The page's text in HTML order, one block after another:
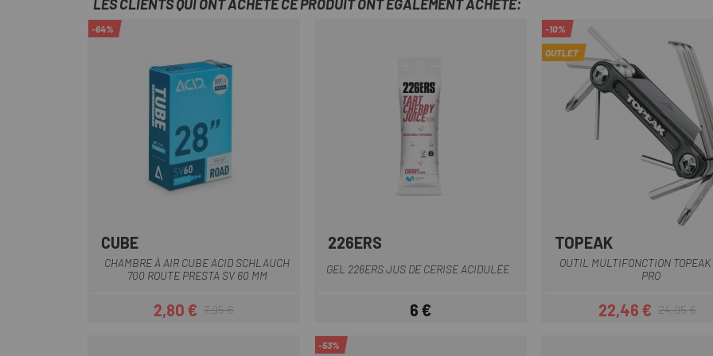
LES CLIENTS QUI ONT ACHETÉ CE PRODUIT ONT ÉGALEMENT ACHETÉ:
-64%
CUBE
CHAMBRE À AIR CUBE ACID SCHLAUCH
700 ROUTE PRESTA SV 60 MM
Prix
2,80 €Prix habituel
7,95 €
226ERS
GEL 226ERS JUS DE CERISE ACIDULÉE
Prix
6 €
-10%
OUTLET
TOPEAK
OUTIL MULTIFONCTION
PRO
Prix
22,46 €Prix habituel
24,95 €
-53%